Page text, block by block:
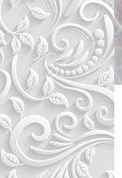
幸運を引き寄せる生き方や考
アデプトプログラム、DNAア